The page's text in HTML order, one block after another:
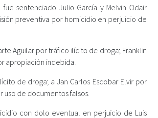
sentenciado Julio García y Melvin Odair
preventiva por homicidio en perjuicio de
Aguilar por tráfico ilícito de droga; Franklin
apropiación indebida.
de droga; a Jan Carlos Escobar Elvir por
uso de documentos falsos.
con dolo eventual en perjuicio de Luis